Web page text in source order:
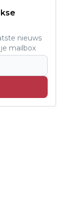
nieuws
mailbox